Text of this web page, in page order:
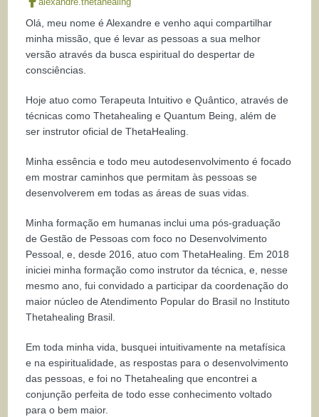
Olá, meu nome é Alexandre e venho aqui compartilhar
minha missão, que é levar as pessoas a sua melhor
versão através da busca espiritual do despertar de
consciências.
Hoje atuo como Terapeuta Intuitivo e Quântico, através de
técnicas como Thetahealing e Quantum Being, além de
ser instrutor oficial de ThetaHealing.
Minha essência e todo meu autodesenvolvimento é focado
em mostrar caminhos que permitam às pessoas se
desenvolverem em todas as áreas de suas vidas.
Minha formação em humanas inclui uma pós-graduação
de Gestão de Pessoas com foco no Desenvolvimento
Pessoal, e, desde 2016, atuo com ThetaHealing. Em 2018
iniciei minha formação como instrutor da técnica, e, nesse
mesmo ano, fui convidado a participar da coordenação do
maior núcleo de Atendimento Popular do Brasil no Instituto
Thetahealing Brasil.
Em toda minha vida, busquei intuitivamente na metafísica
e na espiritualidade, as respostas para o desenvolvimento
das pessoas, e foi no Thetahealing que encontrei a
conjunção perfeita de todo esse conhecimento voltado
para o bem maior.